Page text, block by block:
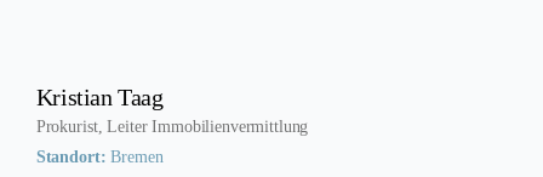
Kristian Taag
Prokurist, Leiter Immobilienvermittlung
Standort: Bremen